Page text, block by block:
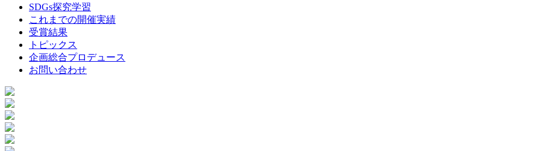
SDGs探究学習
これまでの開催実績
受賞結果
トピックス
企画総合プロデュース
お問い合わせ